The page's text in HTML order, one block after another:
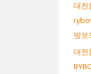
대전
방보
대전